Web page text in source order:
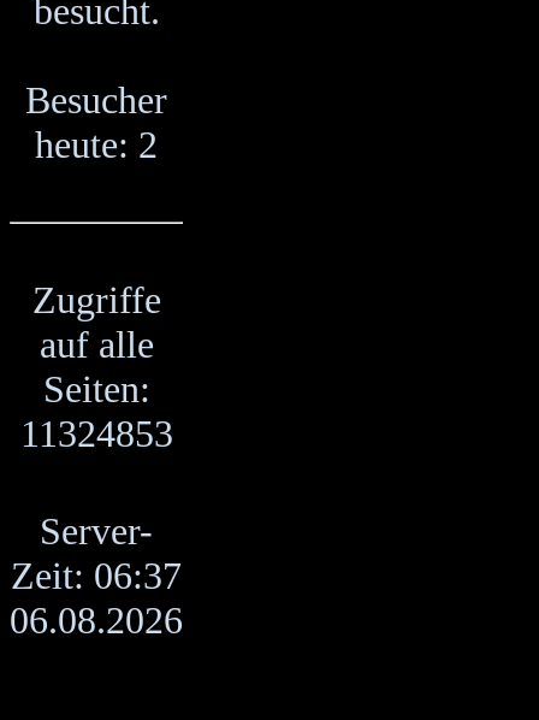
besucht.
Besucher
heute: 2
Zugriffe
auf alle
Seiten:
11324853
Server-
Zeit: 06:37
06.08.2026